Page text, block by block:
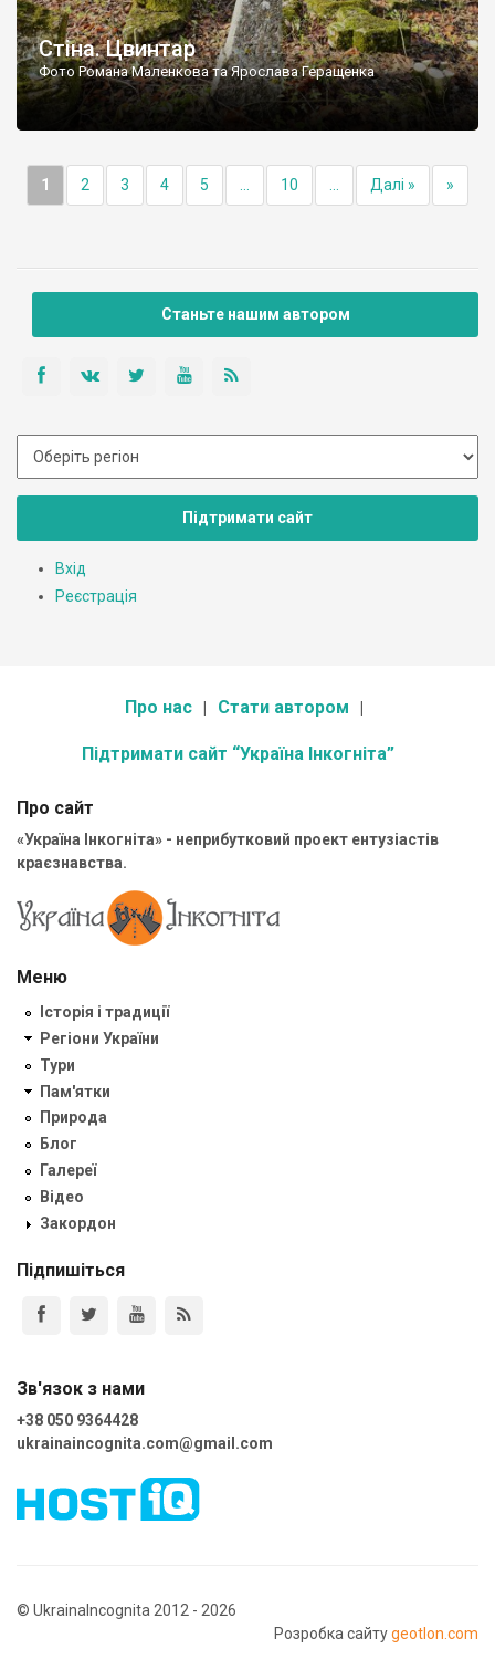
Стіна. Цвинтар
Фото Романа Маленкова та Ярослава Геращенка
1 2 3 4 5 10 Далі » »
Станьте нашим автором
Підтримати сайт
Вхід
Реєстрація
Про нас Стати автором
Підтримати сайт “Україна Інкогніта”
Про сайт
«Україна Інкогніта» - неприбутковий проект ентузіастів
краєзнавства.
Меню
Історія і традиції
Регіони України
Тури
Пам'ятки
Природа
Блог
Галереї
Відео
Закордон
Підпишіться
Зв'язок з нами
+38 050 9364428
ukrainaincognita.com@gmail.com
© UkrainaIncognita 2012 - 2026
Розробка сайтуgeotlon.com